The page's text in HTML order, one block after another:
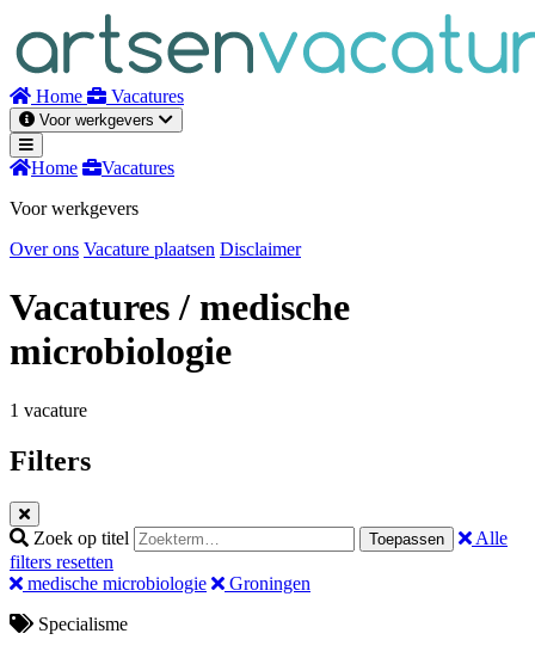
inhoud
Home Vacatures
Voor werkgevers
Home
Vacatures
Voor werkgevers
Over ons Vacature plaatsen Disclaimer
Vacatures/ medische
microbiologie
1 vacature
Filters
Zoek op titel Toepassen
Alle
filters resetten
medische microbiologie
Groningen
Specialisme